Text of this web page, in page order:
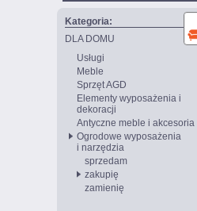
Kategoria:
DLA DOMU
Usługi
Meble
Sprzęt AGD
Elementy wyposażenia i
dekoracji
Antyczne meble i akcesoria
Ogrodowe wyposażenia
i narzędzia
sprzedam
zakupię
zamienię